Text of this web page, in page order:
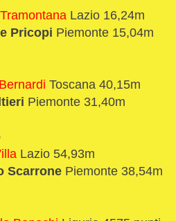
Lazio 16,24m
Pricopi Piemonte 15,04m
Toscana 40,15m
Piemonte 31,40m
Lazio 54,93m
Scarrone Piemonte 38,54m